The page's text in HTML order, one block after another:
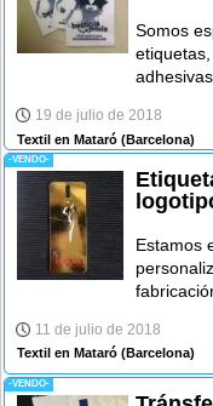
Somos
19 de julio de 2018
Textil en Mataró (Barcelona)
-VENDO-
Estamos
11 de julio de 2018
Textil en Mataró (Barcelona)
-VENDO-